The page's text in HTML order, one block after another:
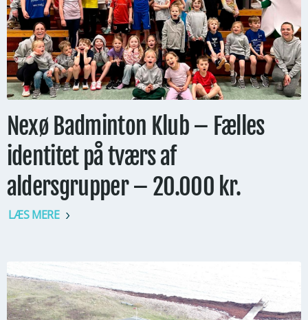
Nexø Badminton Klub – Fælles
identitet på tværs af
aldersgrupper – 20.000 kr.
LÆS MERE